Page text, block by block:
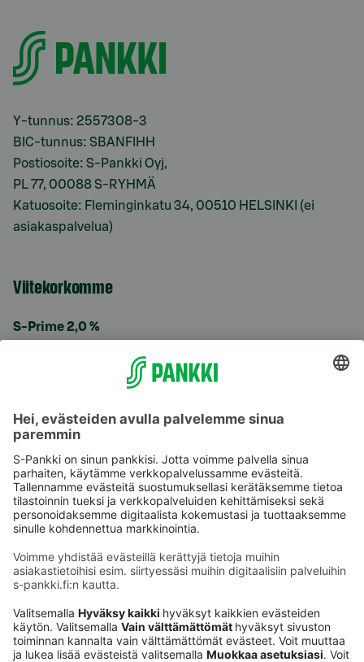
Y-tunnus: 2557308-3
BIC-tunnus: SBANFIHH
Postiosoite: S-Pankki Oyj,
PL 77, 00088 S-RYHMÄ
Katuosoite: Fleminginkatu 34, 00510 HELSINKI (ei
asiakaspalvelua)
Viitekorkomme
S-Prime 2,0 %
Käyttöehdot
Saavutettavuusseloste
Evästeet
Verkkopalvelujen käytön edellytykset